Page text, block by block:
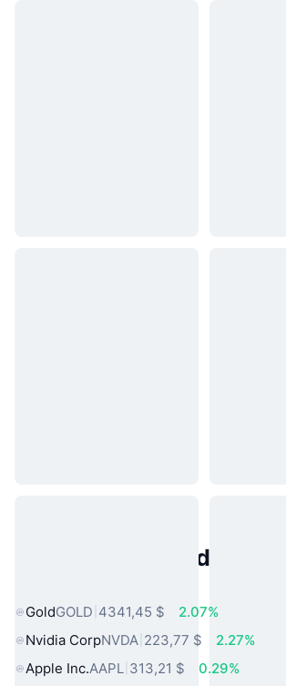
Activos del Mundo Real
GoldGOLD 4341,45 $
2.07%
Nvidia CorpNVDA 223,77 $
2.27%
Apple Inc.AAPL 313,21 $ 0.29%